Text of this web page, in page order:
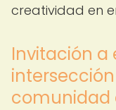
creatividad en
Invitación a
comunidad